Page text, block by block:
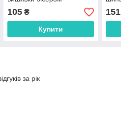
105₴
Купити
151
за рік